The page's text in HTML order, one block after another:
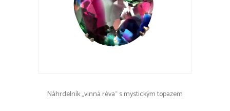
Náhrdelník „vinná réva“ s mystickým topazem